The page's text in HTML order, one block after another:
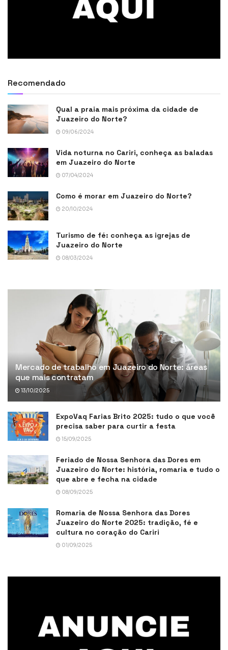
Recomendado
Qual a praia mais próxima da cidade de
Juazeiro do Norte?
09/06/2024
Vida noturna no Cariri, conheça as baladas
em Juazeiro do Norte
07/04/2024
Como é morar em Juazeiro do Norte?
20/10/2024
Turismo de fé: conheça as igrejas de
Juazeiro do Norte
08/03/2024
Mercado de trabalho em Juazeiro do Norte: áreas
que mais contratam
13/10/2025
ExpoVaq Farias Brito 2025: tudo o que você
precisa saber para curtir a festa
15/09/2025
Feriado de Nossa Senhora das Dores em
Juazeiro do Norte: história, romaria e tudo o
que abre e fecha na cidade
08/09/2025
Romaria de Nossa Senhora das Dores
Juazeiro do Norte 2025: tradição, fé e
cultura no coração do Cariri
01/09/2025